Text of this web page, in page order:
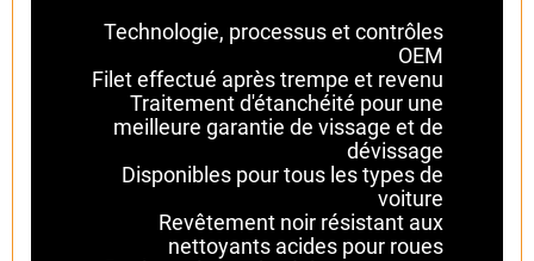
Technologie, processus et contrôles
OEM
Filet effectué après trempe et revenu
Traitement d'étanchéité pour une
meilleure garantie de vissage et de
dévissage
Disponibles pour tous les types de
voiture
Revêtement noir résistant aux
nettoyants acides pour roues